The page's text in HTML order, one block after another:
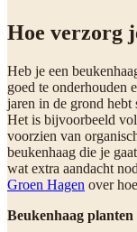
Hoe verzorg
Heb je een
goed te onderhouden
jaren in de grond hebt
Het is bijvoorbeeld
voorzien van
beukenhaag die je
wat extra aandacht
Groen Hagen over
Beukenhaag planten